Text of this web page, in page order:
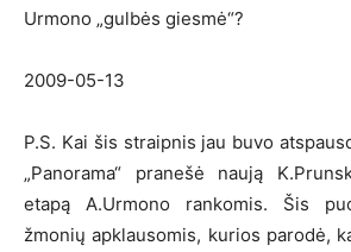
Urmono „gulbės giesmė“?
2009-05-13
P.S. Kai šis straipnis jau buvo
„Panorama“ pranešė naują
etapą A.Urmono rankomis. Šis
žmonių apklausomis, kurios parodė,